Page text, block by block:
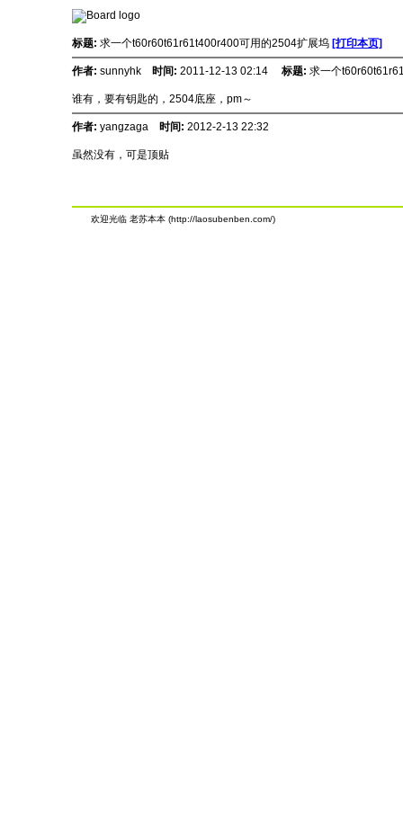
标题: 求一个t60r60t61r61t400r400可用的2504扩展坞 [打印本页]
作者: sunnyhk 时间: 2011-12-13 02:14 标题: 求一个
谁有，要有钥匙的，2504底座，pm～
作者: yangzaga 时间: 2012-2-13 22:32
虽然没有，可是顶贴
欢迎光临 老苏本本 (http://laosubenben.com/)